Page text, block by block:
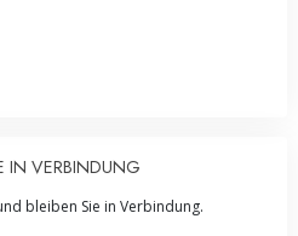
IN VERBINDUNG
bleiben Sie in Verbindung.